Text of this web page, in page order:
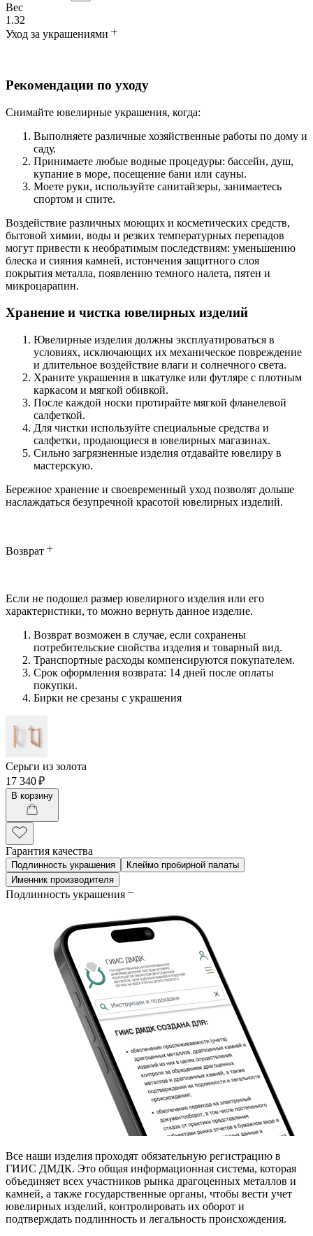
Вес
1.32
Уход за украшениями
Рекомендации по уходу
Снимайте ювелирные украшения, когда:
Выполняете различные хозяйственные работы по дому и
саду.
Принимаете любые водные процедуры: бассейн, душ,
купание в море, посещение бани или сауны.
Моете руки, используйте санитайзеры, занимаетесь
спортом и спите.
Воздействие различных моющих и косметических средств,
бытовой химии, воды и резких температурных перепадов
могут привести к необратимым последствиям: уменьшению
блеска и сияния камней, истончения защитного слоя
покрытия металла, появлению темного налета, пятен и
микроцарапин.
Хранение и чистка ювелирных изделий
Ювелирные изделия должны эксплуатироваться в
условиях, исключающих их механическое повреждение
и длительное воздействие влаги и солнечного света.
Храните украшения в шкатулке или футляре с плотным
каркасом и мягкой обивкой.
После каждой носки протирайте мягкой фланелевой
салфеткой.
Для чистки используйте специальные средства и
салфетки, продающиеся в ювелирных магазинах.
Сильно загрязненные изделия отдавайте ювелиру в
мастерскую.
Бережное хранение и своевременный уход позволят дольше
наслаждаться безупречной красотой ювелирных изделий.
Возврат
Если не подошел размер ювелирного изделия или его
характеристики, то можно вернуть данное изделие.
Возврат возможен в случае, если сохранены
потребительские свойства изделия и товарный вид.
Транспортные расходы компенсируются покупателем.
Срок оформления возврата: 14 дней после оплаты
покупки.
Бирки не срезаны с украшения
Серьги из золота
17 340 ₽
В корзину
Гарантия качества
Подлинность украшения
Клеймо пробирной палаты
Именник производителя
Подлинность украшения
Все наши изделия проходят обязательную регистрацию в
ГИИС ДМДК. Это общая информационная система, которая
объединяет всех участников рынка драгоценных металлов и
камней, а также государственные органы, чтобы вести учет
ювелирных изделий, контролировать их оборот и
подтверждать подлинность и легальность происхождения.